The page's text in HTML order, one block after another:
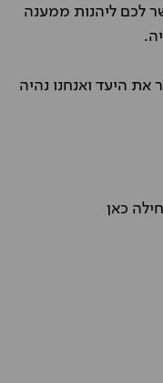
לכם ליהנות ממענה
היעד ואנחנו נהיה
כאן